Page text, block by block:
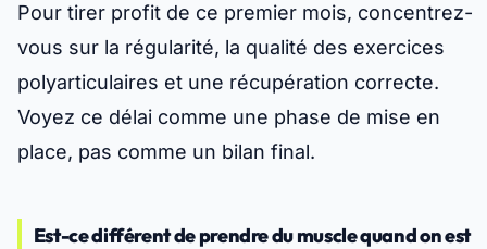
Pour tirer profit de ce premier mois, concentrez-
vous sur la régularité, la qualité des exercices
polyarticulaires et une récupération correcte.
Voyez ce délai comme une phase de mise en
place, pas comme un bilan final.
Est-ce différent de prendre du muscle quand on est